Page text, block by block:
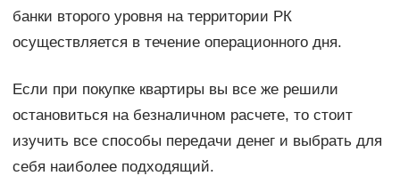
банки второго уровня на территории РК
осуществляется в течение операционного дня.
Если при покупке квартиры вы все же решили
остановиться на безналичном расчете, то стоит
изучить все способы передачи денег и выбрать для
себя наиболее подходящий.